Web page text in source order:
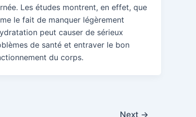
Les études montrent, en effet, que
le fait de manquer légèrement
peut causer de sérieux
de santé et entraver le bon
du corps.
Next →